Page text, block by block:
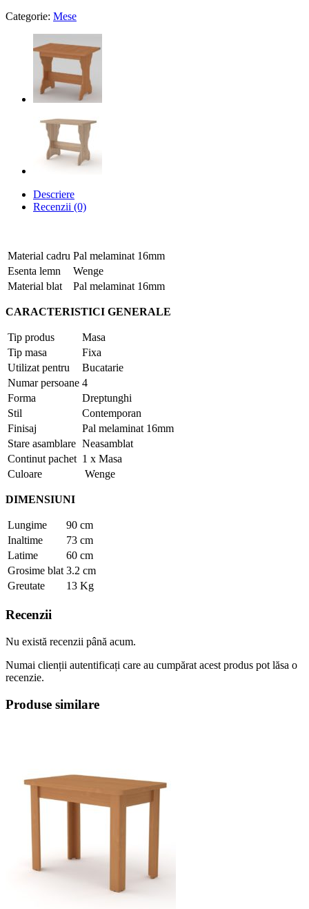
Categorie: Mese
Descriere
Recenzii (0)
Material cadru Pal melaminat 16mm
Esenta lemn
Wenge
Material blat
Pal melaminat 16mm
CARACTERISTICI GENERALE
Tip produs
Masa
Tip masa
Fixa
Utilizat pentru
Bucatarie
Numar persoane 4
Forma
Dreptunghi
Stil
Contemporan
Finisaj
Pal melaminat 16mm
Stare asamblare Neasamblat
Continut pachet 1 x Masa
Culoare
Wenge
DIMENSIUNI
Lungime
90 cm
Inaltime
73 cm
Latime
60 cm
Grosime blat 3.2 cm
Greutate
13 Kg
Recenzii
Nu există recenzii până acum.
Numai clienții autentificați care au cumpărat acest produs pot lăsa o
recenzie.
Produse similare